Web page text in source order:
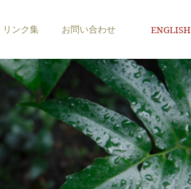
リンク集 お問い合わせ ENGLISH